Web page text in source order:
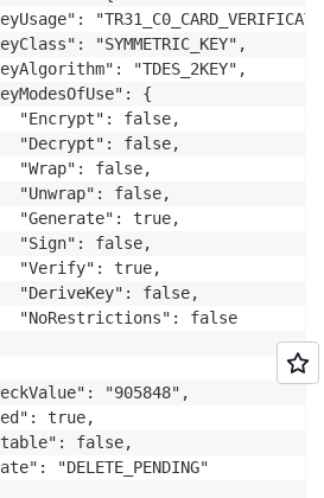
"SYMMETRIC_KEY",
"TDES_2KEY",
{
"Encrypt": false,
"Decrypt": false,
"Wrap": false,
"Unwrap": false,
"Generate": true,
"Sign": false,
"Verify": true,
"DeriveKey": false,
"NoRestrictions": false
"905848",
true,
false,
"DELETE_PENDING"